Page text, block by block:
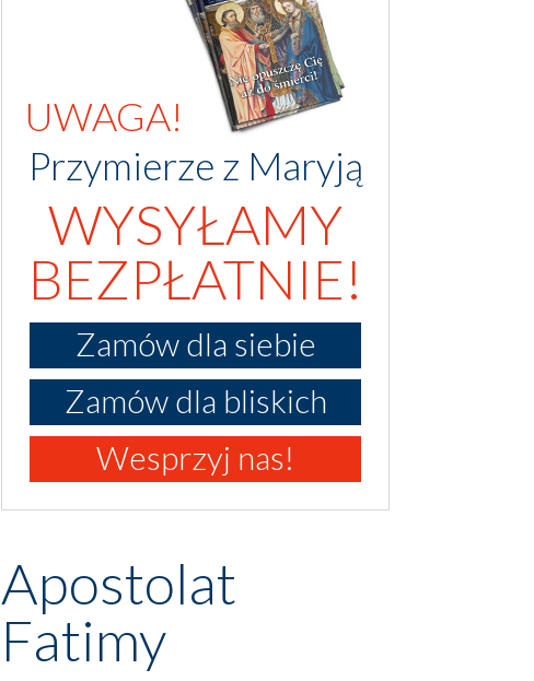
UWAGA!
Przymierze z Maryją
WYSYŁAMY
BEZPŁATNIE!
Zamów dla siebie
Zamów dla bliskich
Wesprzyj nas!
Apostolat
Fatimy